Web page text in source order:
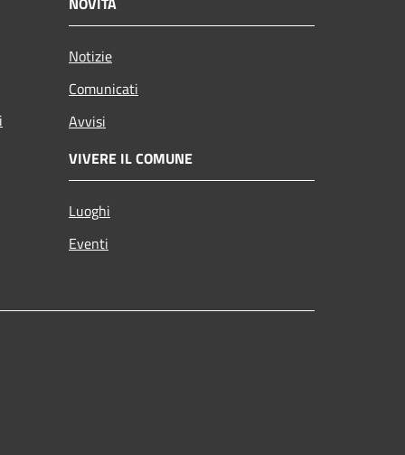
Notizie
Comunicati
Avvisi
VIVERE IL COMUNE
Luoghi
Eventi